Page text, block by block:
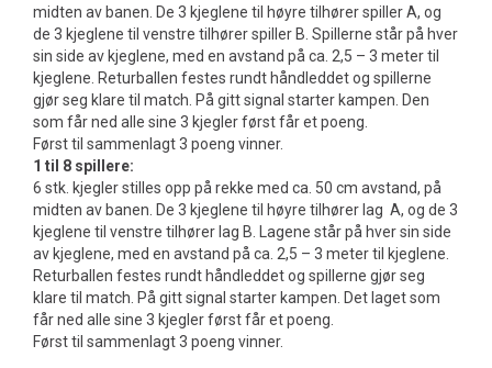
midten av banen. De 3 kjeglene til høyre tilhører spiller A, og
de 3 kjeglene til venstre tilhører spiller B. Spillerne står på hver
sin side av kjeglene, med en avstand på ca. 2,5 – 3 meter til
kjeglene. Returballen festes rundt håndleddet og spillerne
gjør seg klare til match. På gitt signal starter kampen. Den
som får ned alle sine 3 kjegler først får et poeng.
Først til sammenlagt 3 poeng vinner.
1 til 8 spillere:
6 stk. kjegler stilles opp på rekke med ca. 50 cm avstand, på
midten av banen. De 3 kjeglene til høyre tilhører lag A, og de 3
kjeglene til venstre tilhører lag B. Lagene står på hver sin side
av kjeglene, med en avstand på ca. 2,5 – 3 meter til kjeglene.
Returballen festes rundt håndleddet og spillerne gjør seg
klare til match. På gitt signal starter kampen. Det laget som
får ned alle sine 3 kjegler først får et poeng.
Først til sammenlagt 3 poeng vinner.